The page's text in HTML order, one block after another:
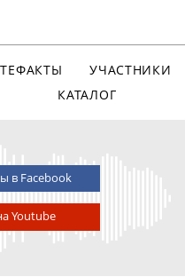
УЧАСТНИКИ
КАТАЛОГ
в Facebook
Youtube